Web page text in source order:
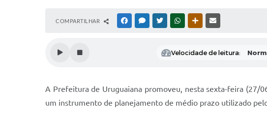
COMPARTILHAR FACEBOOKMESSENGER
TWITTERWHATSAPPOUTRAS MÍDIAS
Velocidade de leitura:
A Prefeitura de Uruguaiana promoveu, nesta sexta-feira (27/
um instrumento de planejamento de médio prazo utilizado